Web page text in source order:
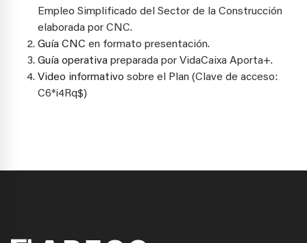
Empleo Simplificado del Sector de la Construcción
elaborada por CNC.
Guía CNC en formato presentación.
Guía operativa preparada por VidaCaixa Aporta+.
Video informativo sobre el Plan (Clave de acceso:
C6*i4Rq$)